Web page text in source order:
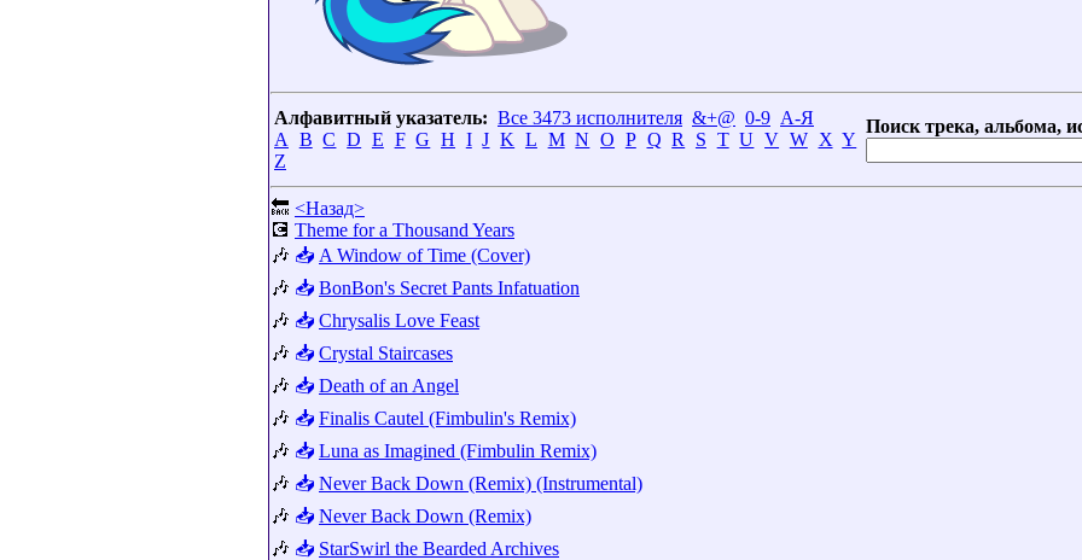
Алфавитный указатель: Все 3473 исполнителя &+@ 0-9 А-Я
A
B C D E F G H I J K L M N O P Q R S T U V W X Y
Z
Поиск трека, альбома,
🔙 <Назад>
💽 Theme for a Thousand Years
🎶 📥 A Window of Time (Cover)
🎶 📥 BonBon's Secret Pants Infatuation
🎶 📥 Chrysalis Love Feast
🎶 📥 Crystal Staircases
🎶 📥 Death of an Angel
🎶 📥 Finalis Cautel (Fimbulin's Remix)
🎶 📥 Luna as Imagined (Fimbulin Remix)
🎶 📥 Never Back Down (Remix) (Instrumental)
🎶 📥 Never Back Down (Remix)
🎶 📥 StarSwirl the Bearded Archives